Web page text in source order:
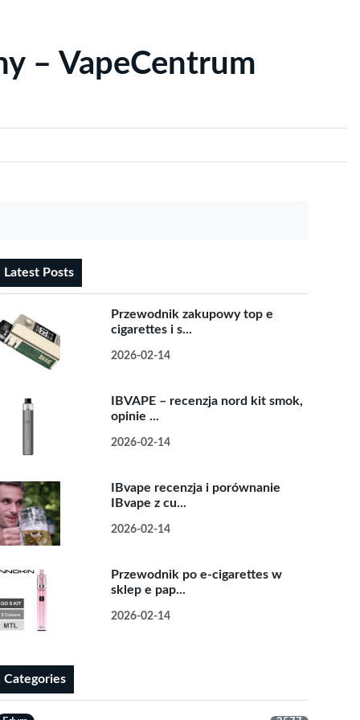
– VapeCentrum
Latest Posts
Przewodnik zakupowy top e
cigarettes i s...
2026-02-14
IBVAPE – recenzja nord kit smok,
opinie ...
2026-02-14
IBvape recenzja i porównanie
IBvape z cu...
2026-02-14
Przewodnik po e-cigarettes w
sklep e pap...
2026-02-14
Categories